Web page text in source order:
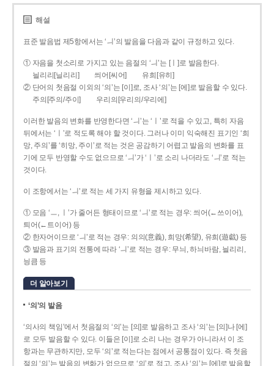
해설
표준 발음법 제5항에서는 ‘ㅢ’의 발음을 다음과 같이 규정하고 있다.
① 자음을 첫소리로 가지고 있는 음절의 ‘ㅢ’는 [ㅣ]로 발음한다.
늴리리[닐리리]
씌어[씨어]
유희[유히]
② 단어의 첫음절 이외의 ‘의’는 [이]로, 조사 ‘의’는 [에]로 발음할 수 있다.
주의[주의/주이]
우리의[우리의/우리에]
이러한 발음의 변화를 반영한다면 ‘ㅢ’는 ‘ㅣ’로 적을 수 있고, 특히 자음
뒤에서는 ‘ㅣ’로 적도록 해야 할 것이다. 그러나 이미 익숙해진 표기인 ‘희
망, 주의’를 ‘히망, 주이’로 적는 것은 공감하기 어렵고 발음의 변화를 표
기에 모두 반영할 수도 없으므로 ‘ㅢ’가 ‘ㅣ’로 소리 나더라도 ‘ㅢ’로 적는
것이다.
이 조항에서는 ‘ㅢ’로 적는 세 가지 유형을 제시하고 있다.
① 모음 ‘ㅡ, ㅣ’가 줄어든 형태이므로 ‘ㅢ’로 적는 경우: 씌어(←쓰이어),
틔어(←트이어) 등
② 한자어이므로 ‘ㅢ’로 적는 경우: 의의(意義), 희망(希望), 유희(遊戱) 등
③ 발음과 표기의 전통에 따라 ‘ㅢ’로 적는 경우: 무늬, 하늬바람, 늴리리,
닁큼 등
더 알아보기
‘의’의 발음
‘의사의 책임’에서 첫음절의 ‘의’는 [의]로 발음하고 조사 ‘의’는 [의]나 [에]
로 모두 발음할 수 있다. 이들은 [이]로 소리 나는 경우가 아니라서 이 조
항과는 무관하지만, 모두 ‘의’로 적는다는 점에서 공통점이 있다. 즉 첫음
절의 ‘의’는 발음의 변화가 없으므로 ‘의’로 적고, 조사 ‘의’는 [에]로 발음할